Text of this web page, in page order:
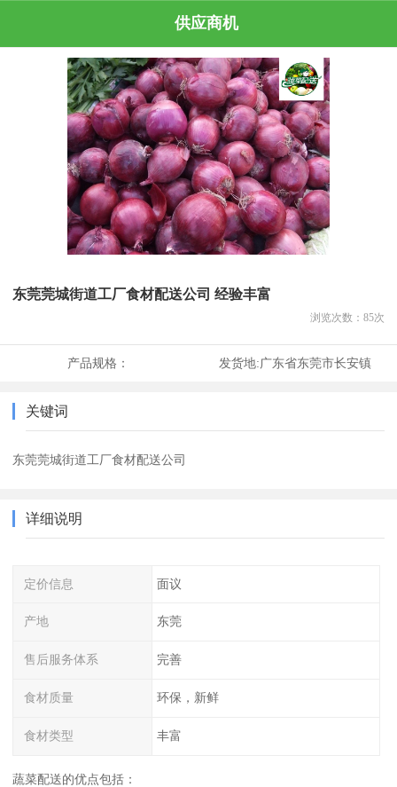
供应商机
东莞莞城街道工厂食材配送公司 经验丰富
浏览次数： 85次
产品规格： 发货地:广东省东莞市长安镇
关键词
东莞莞城街道工厂食材配送公司
详细说明
定价信息 面议
产地 东莞
售后服务体系 完善
食材质量 环保，新鲜
食材类型 丰富
蔬菜配送的优点包括：